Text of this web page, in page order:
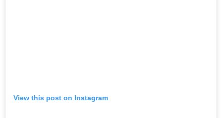
View this post on Instagram